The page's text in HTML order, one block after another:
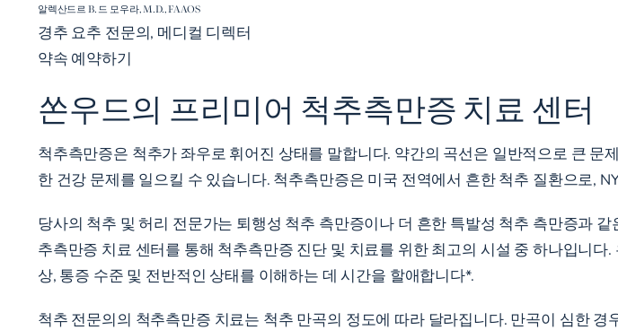
알렉산드르 B. 드 모우라, M.D., FAAOS
경추 요추 전문의, 메디컬 디렉터
약속 예약하기
쏜우드의 프리미어 척추측만증 치료 센터
척추측만증은 척추가 좌우로 휘어진 상태를 말합니다. 약간의 곡선은 일반적으로 큰
한 건강 문제를 일으킬 수 있습니다. 척추측만증은 미국 전역에서 흔한 척추 질환으로,
당사의 척추 및 허리 전문가는 퇴행성 척추 측만증이나 더 흔한 특발성 척추 측만증과
추측만증 치료 센터를 통해 척추측만증 진단 및 치료를 위한 최고의 시설 중 하나입니
상, 통증 수준 및 전반적인 상태를 이해하는 데 시간을 할애합니다*.
척추 전문의의 척추측만증 치료는 척추 만곡의 정도에 따라 달라집니다. 만곡이 심한